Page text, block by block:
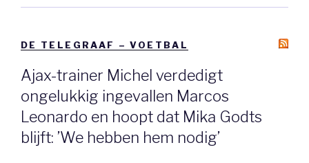
DE TELEGRAAF – VOETBAL
Ajax-trainer Michel verdedigt
ongelukkig ingevallen Marcos
Leonardo en hoopt dat Mika Godts
blijft: ’We hebben hem nodig’